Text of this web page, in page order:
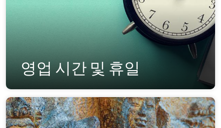
영업 시간 및 휴일